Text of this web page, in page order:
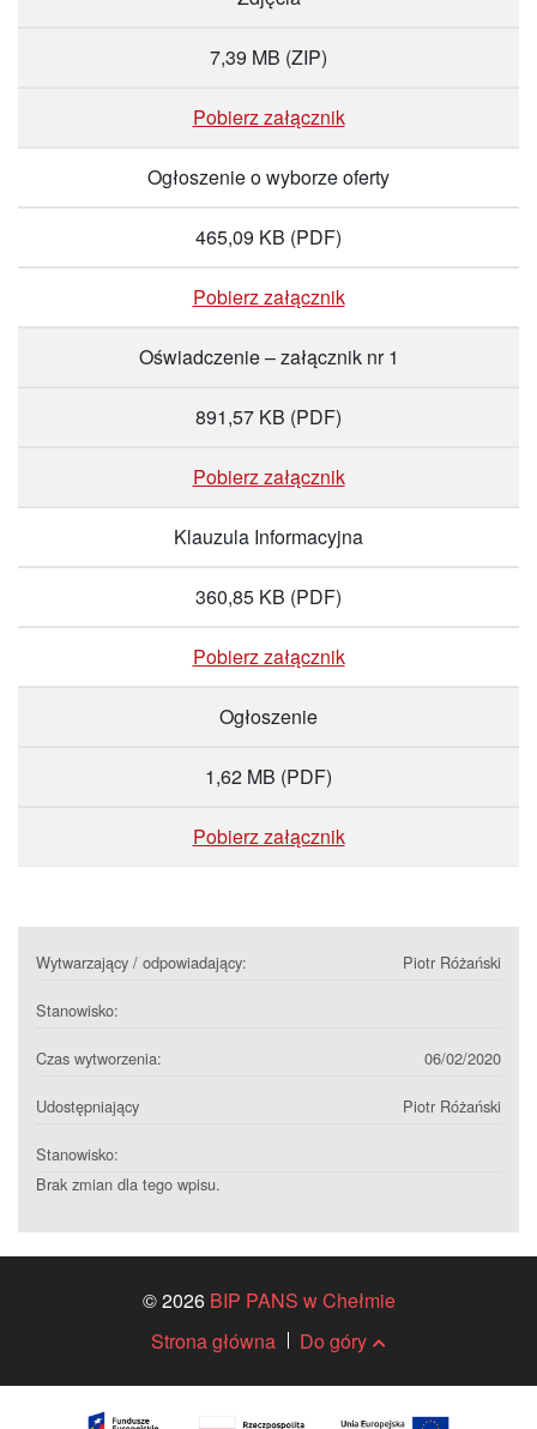
7,39 MB (ZIP)
Pobierz załącznik
Ogłoszenie o wyborze oferty
465,09 KB (PDF)
Pobierz załącznik
Oświadczenie – załącznik nr 1
891,57 KB (PDF)
Pobierz załącznik
Klauzula Informacyjna
360,85 KB (PDF)
Pobierz załącznik
Ogłoszenie
1,62 MB (PDF)
Pobierz załącznik
Wytwarzający / odpowiadający: Piotr Różański
Stanowisko:
Czas wytworzenia: 06/02/2020
Udostępniający Piotr Różański
Stanowisko:
Brak zmian dla tego wpisu.
© 2026 BIP PANS w Chełmie
Strona główna
Do góry